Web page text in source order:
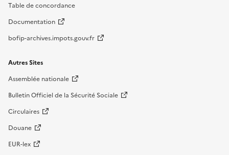
Table de concordance
Documentation
bofip-archives.impots.gouv.fr
Autres Sites
Assemblée nationale
Bulletin Officiel de la Sécurité Sociale
Circulaires
Douane
EUR-lex